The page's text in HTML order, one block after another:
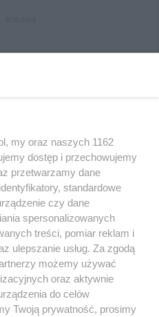
regulamin korzystania z portali
Skontaktuj sięz nami
Kontakt
Wydawca
Pogoda
my oraz naszych 1162
dostęp i przechowujemy
przetwarzamy dane
standardowe
czy dane
spersonalizowanych
treści, pomiar reklam i
ulepszanie usług. Za zgodą
możemy używać
oraz aktywnie
do celów
Twoją prywatność, prosimy